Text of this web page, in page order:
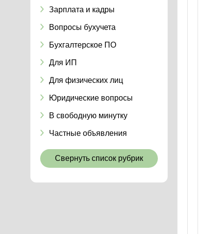
Зарплата и кадры
Вопросы бухучета
Бухгалтерское ПО
Для ИП
Для физических лиц
Юридические вопросы
В свободную минутку
Частные объявления
Свернуть список рубрик